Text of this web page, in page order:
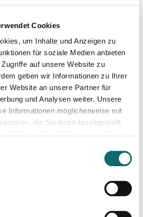
Cookies
um Inhalte und Anzeigen zu
für soziale Medien anbieten
auf unsere Website zu
geben wir Informationen zu Ihrer
Website an unsere Partner für
und Analysen weiter. Unsere
Informationen möglicherweise mit
die Sie ihnen bereitgestellt
Zahl: 10